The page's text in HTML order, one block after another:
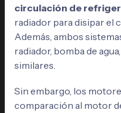
circulación de
radiador para disipar el
Además, ambos
radiador, bomba de
similares.
Sin embargo, los
comparación al motor